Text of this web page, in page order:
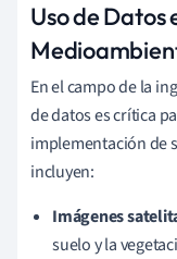
Uso de Datos
En el campo de la
de datos es crítica
implementación de
incluyen:
Imágenes
suelo y la